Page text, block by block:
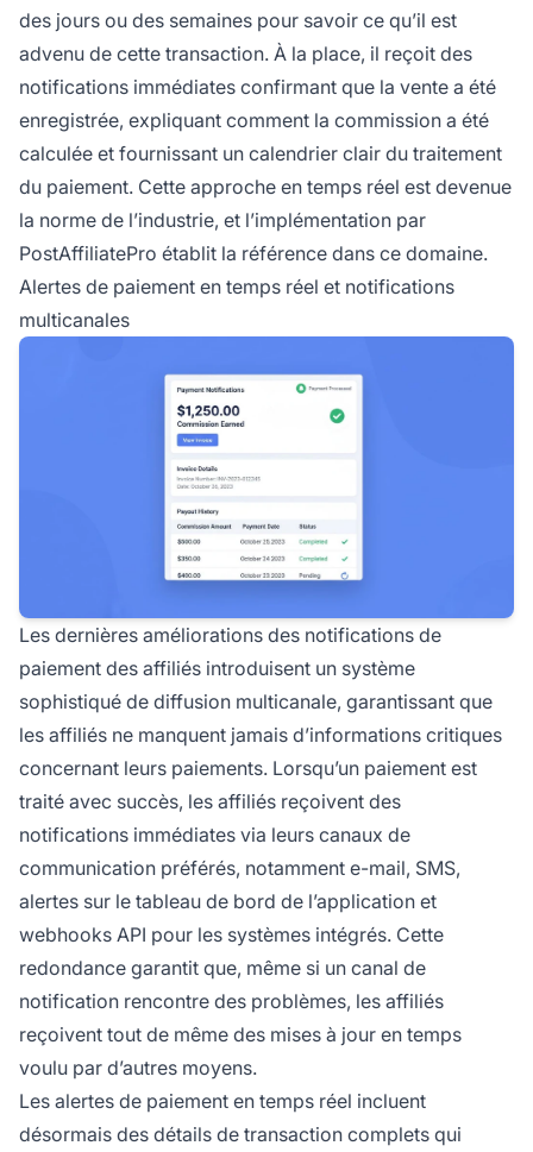
des jours ou des semaines pour savoir ce qu’il est
advenu de cette transaction. À la place, il reçoit des
notifications immédiates confirmant que la vente a été
enregistrée, expliquant comment la commission a été
calculée et fournissant un calendrier clair du traitement
du paiement. Cette approche en temps réel est devenue
la norme de l’industrie, et l’implémentation par
PostAffiliatePro établit la référence dans ce domaine.
Alertes de paiement en temps réel et notifications
multicanales
Les dernières améliorations des notifications de
paiement des affiliés introduisent un système
sophistiqué de diffusion multicanale, garantissant que
les affiliés ne manquent jamais d’informations critiques
concernant leurs paiements. Lorsqu’un paiement est
traité avec succès, les affiliés reçoivent des
notifications immédiates via leurs canaux de
communication préférés, notamment e-mail, SMS,
alertes sur le tableau de bord de l’application et
webhooks API pour les systèmes intégrés. Cette
redondance garantit que, même si un canal de
notification rencontre des problèmes, les affiliés
reçoivent tout de même des mises à jour en temps
voulu par d’autres moyens.
Les alertes de paiement en temps réel incluent
désormais des détails de transaction complets qui